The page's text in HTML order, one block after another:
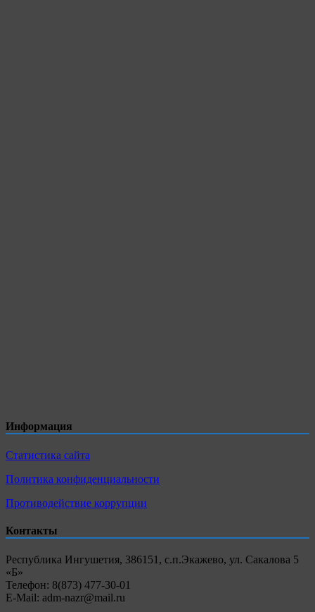
Информация
Статистика сайта
Политика конфиденциальности
Противодействие коррупции
Контакты
Республика Ингушетия, 386151, с.п.Экажево, ул. Сакалова 5
«Б»
Телефон: 8(873) 477-30-01
E-Mail: adm-nazr@mail.ru